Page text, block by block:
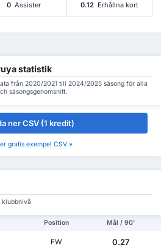
0 Assister 0.12 Erhållna kort
statistik
från 2020/2021 till 2024/2025 säsong för alla
säsongsgenomsnitt.
ner CSV (1 kredit)
gratis exempel CSV »
klubbnivå
Position Mål / 90'
FW
0.27